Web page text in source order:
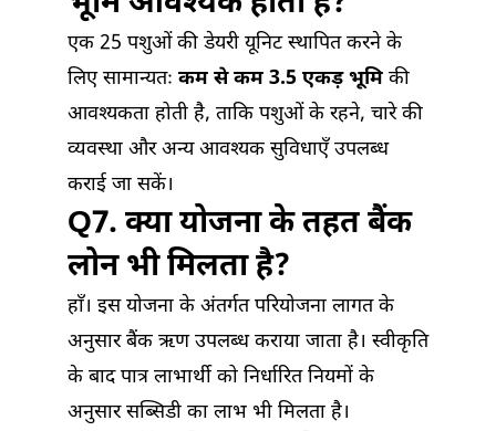
एक 25 पशुओं की डेयरी यूनिट स्थापित करने के
लिए सामान्यतः कम से कम 3.5 एकड़ भूमि की
आवश्यकता होती है, ताकि पशुओं के रहने, चारे की
व्यवस्था और अन्य आवश्यक सुविधाएँ उपलब्ध
कराई जा सकें।
Q7. क्या योजना के तहत बैंक
लोन भी मिलता है?
हाँ। इस योजना के अंतर्गत परियोजना लागत के
अनुसार बैंक ऋण उपलब्ध कराया जाता है। स्वीकृति
के बाद पात्र लाभार्थी को निर्धारित नियमों के
अनुसार सब्सिडी का लाभ भी मिलता है।